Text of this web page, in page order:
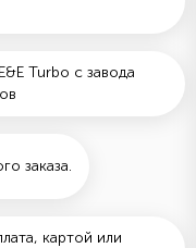
Turbo с завода
заказа.
картой или